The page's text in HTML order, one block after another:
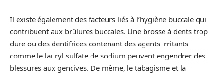
Il existe également des facteurs liés à l’hygiène buccale qui
contribuent aux brûlures buccales. Une brosse à dents trop
dure ou des dentifrices contenant des agents irritants
comme le lauryl sulfate de sodium peuvent engendrer des
blessures aux gencives. De même, le tabagisme et la